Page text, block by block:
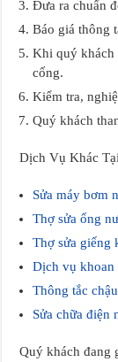
Đưa ra chuẩn
Báo giá thông
Khi quý khách
cống.
Kiểm tra,
Quý khách
Dịch Vụ Khác
Sửa máy bơm
Thợ sửa ống
Thợ sửa giếng
Dịch vụ khoan
Thông tắc
Sửa chữa điện
Quý khách đang